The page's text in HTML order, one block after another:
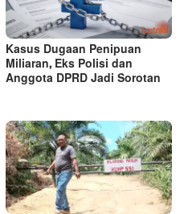
Kasus Dugaan Penipuan
Miliaran, Eks Polisi dan
Anggota DPRD Jadi Sorotan